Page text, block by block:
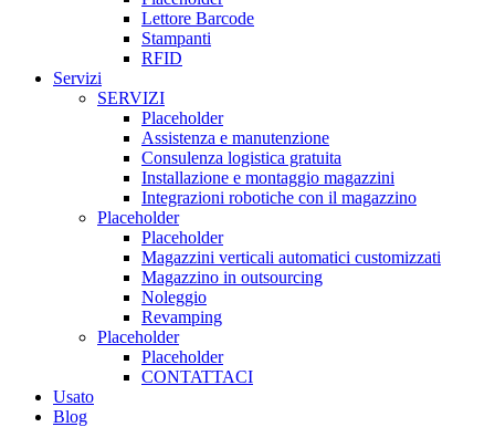
Lettore Barcode
Stampanti
RFID
Servizi
SERVIZI
Placeholder
Assistenza e manutenzione
Consulenza logistica gratuita
Installazione e montaggio magazzini
Integrazioni robotiche con il magazzino
Placeholder
Placeholder
Magazzini verticali automatici customizzati
Magazzino in outsourcing
Noleggio
Revamping
Placeholder
Placeholder
CONTATTACI
Usato
Blog